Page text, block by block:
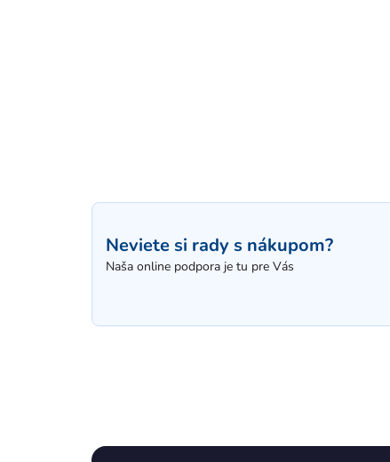
Neviete si rady s nákupom?
Naša online podpora je tu pre Vás